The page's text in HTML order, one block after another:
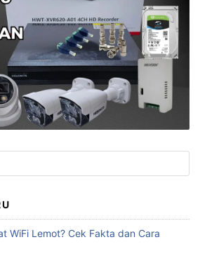
WiFi Lemot? Cek Fakta dan Cara